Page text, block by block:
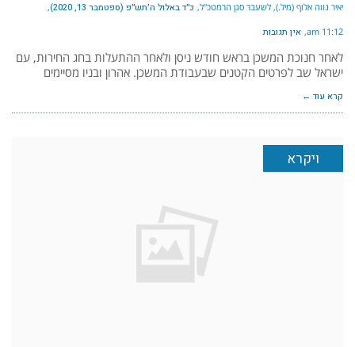
יאיר נווה אלוף (מיל.), לשעבר סגן הרמטכ"ל כ״ד באלול ה׳תש״פ (ספטמבר 13, 2020)
11:12 am אין תגובות
לאחר חנוכת המשכן בראש חודש ניסן ולאחר ההתעלות בחג החירות, עם
ישראל שב לפרטים הקטנים שבעבודת המשכן. אהרון ובניו מסיימים
קרא עוד ←
ויקרא